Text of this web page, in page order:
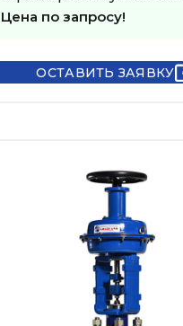
Цена по запросу!
ОСТАВИТЬ ЗАЯВКУ